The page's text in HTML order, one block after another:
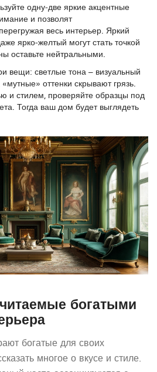
одну‑две яркие акцентные
и позволят
весь интерьер. Яркий
ярко‑желтый могут стать точкой
оставьте нейтральными.
вещи: светлые тона – визуальный
оттенки скрывают грязь.
и стилем, проверяйте образцы под
Тогда ваш дом будет выглядеть
богатыми
богатые для своих
многое о вкусе и стиле.